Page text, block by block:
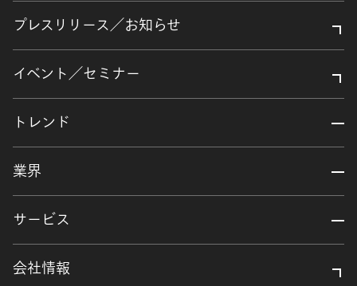
プレスリリース／お知らせ
イベント／セミナー
トレンド
業界
サービス
会社情報